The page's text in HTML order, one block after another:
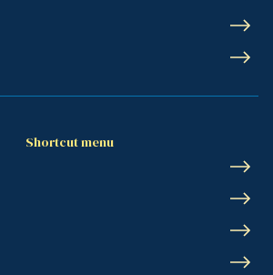
Shortcut menu